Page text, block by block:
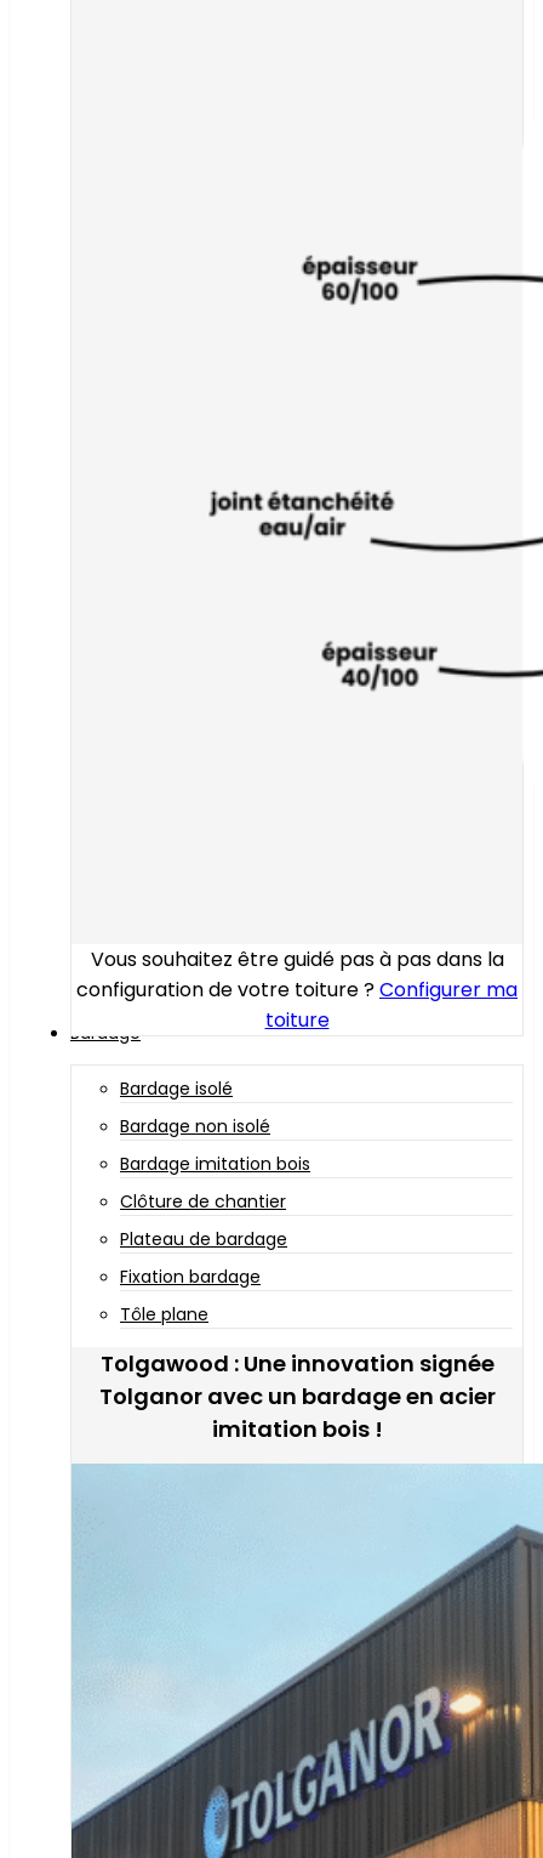
Vous souhaitez être guidé pas à pas dans la
configuration de votre toiture ?Configurer ma
toiture
Bardage
Bardage isolé
Bardage non isolé
Bardage imitation bois
Clôture de chantier
Plateau de bardage
Fixation bardage
Tôle plane
Tolgawood : Une innovation signée
Tolganor avec un bardage en acier
imitation bois !